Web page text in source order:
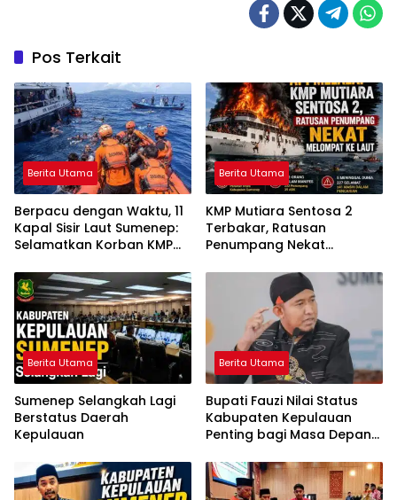
Pos Terkait
Berita Utama
Berpacu dengan Waktu, 11
Kapal Sisir Laut Sumenep:
Selamatkan Korban KMP
Berita Utama
KMP Mutiara Sentosa 2
Terbakar, Ratusan
Penumpang Nekat
Berita Utama
Sumenep Selangkah Lagi
Berstatus Daerah
Kepulauan
Berita Utama
Bupati Fauzi Nilai Status
Kabupaten Kepulauan
Penting bagi Masa Depan